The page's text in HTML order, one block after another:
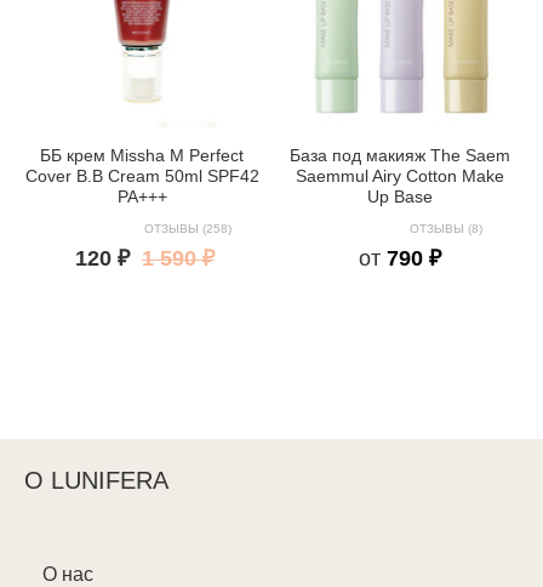
ББ крем Missha M Perfect
Cover B.B Cream 50ml SPF42
PA+++
ОТЗЫВЫ (258)
120 ₽ 1 590 ₽
База под макияж The Saem
Saemmul Airy Cotton Make
Up Base
ОТЗЫВЫ (8)
от790 ₽
О LUNIFERA
О нас